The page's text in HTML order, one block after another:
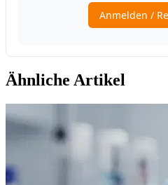
Ähnliche Artikel